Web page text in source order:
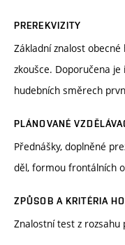
PREREKVIZITY
Základní znalost
zkoušce. Doporučena
hudebních směrech
PLÁNOVANÉ
Přednášky, doplněné
děl, formou frontálních
ZPŮSOB A KRITÉRIA
Znalostní test z